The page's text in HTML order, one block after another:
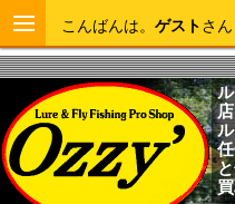
こんばんは。 ゲスト さん